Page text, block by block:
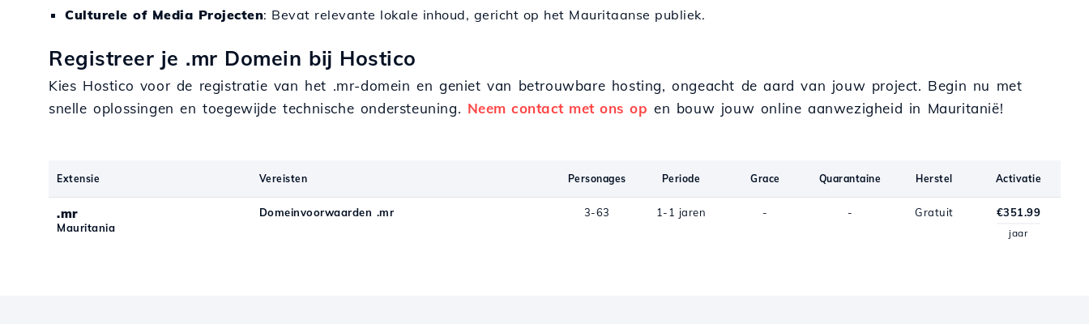
Culturele of Media Projecten: Bevat relevante lokale inhoud, gericht op het Mauritaanse publiek.
Registreer je .mr Domein bij Hostico
Kies Hostico voor de registratie van het .mr-domein en geniet van betrouwbare hosting, ongeacht de aard van jouw project. Begin nu met
snelle oplossingen en toegewijde technische ondersteuning. Neem contact met ons op en bouw jouw online aanwezigheid in Mauritanië!
Extensie Vereisten Personages Periode Grace Quarantaine Herstel Activatie
.mr
Mauritania
Domeinvoorwaarden .mr 3-63 1-1 jaren - - Gratuit €351.99
jaar